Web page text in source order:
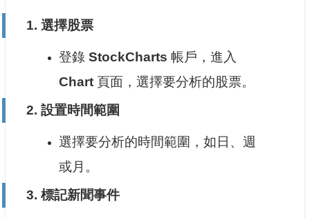
1. 選擇股票
登錄 StockCharts 帳戶，進入
Chart頁面，選擇要分析的股票。
2. 設置時間範圍
選擇要分析的時間範圍，如日、週
或月。
3. 標記新聞事件